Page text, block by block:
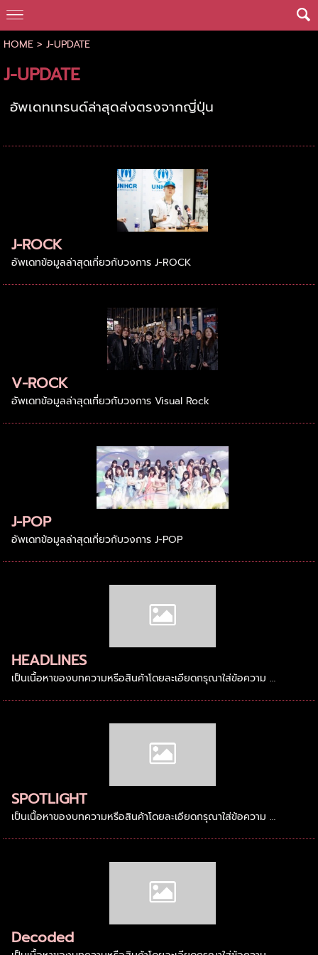
HOME> J-UPDATE
J-UPDATE
อัพเดทเทรนด์ล่าสุดส่งตรงจากญี่ปุ่น
J-ROCK
อัพเดทข้อมูลล่าสุดเกี่ยวกับวงการ J-ROCK
V-ROCK
อัพเดทข้อมูลล่าสุดเกี่ยวกับวงการ Visual Rock
J-POP
อัพเดทข้อมูลล่าสุดเกี่ยวกับวงการ J-POP
HEADLINES
เป็นเนื้อหาของบทความหรือสินค้าโดยละเอียดกรุณาใส่ข้อความ …
SPOTLIGHT
เป็นเนื้อหาของบทความหรือสินค้าโดยละเอียดกรุณาใส่ข้อความ …
Decoded